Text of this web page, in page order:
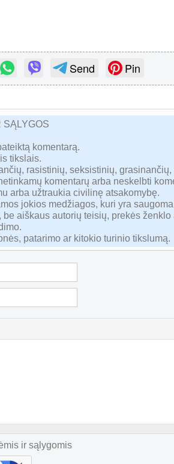
Send Pin
SĄLYGOS
komentarą.
tikslais.
rasistinių, seksistinių,
komentarų arba neskelbti
arba užtraukia civilinę atsakomybę.
jokios medžiagos, kuri yra
aiškaus autorių teisių, prekės ženklo
patarimo ar kitokio turinio tikslumą.
ir sąlygomis